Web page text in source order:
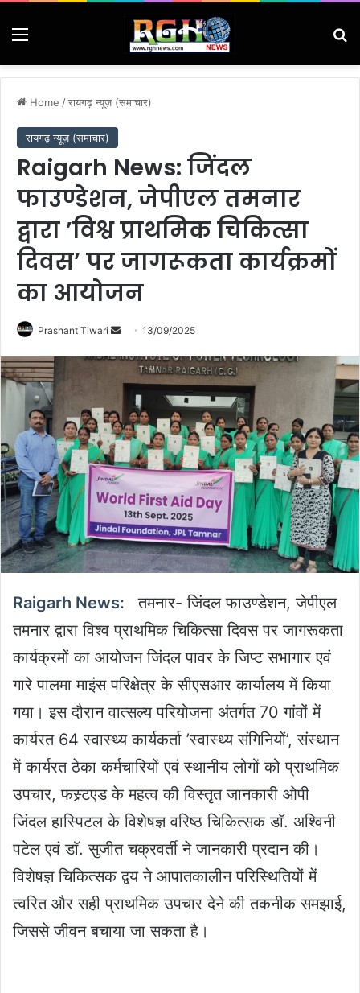
Menu
Home /रायगढ़ न्यूज़ (समाचार)
रायगढ़ न्यूज़ (समाचार)
Raigarh News: जिंदल
फाउण्डेशन, जेपीएल तमनार
द्वारा ’विश्व प्राथमिक चिकित्सा
दिवस’ पर जागरूकता कार्यक्रमों
का आयोजन
Prashant Tiwari
Send
email
13/09/2025
Raigarh News:
तमनार- जिंदल फाउण्डेशन, जेपीएल
तमनार द्वारा विश्व प्राथमिक चिकित्सा दिवस पर जागरूकता
कार्यक्रमों का आयोजन जिंदल पावर के जिप्ट सभागार एवं
गारे पालमा माइंस परिक्षेत्र के सीएसआर कार्यालय में किया
गया। इस दौरान वात्सल्य परियोजना अंतर्गत 70 गांवों में
कार्यरत 64 स्वास्थ्य कार्यकर्ता ’स्वास्थ्य संगिनियों’, संस्थान
में कार्यरत ठेका कर्मचारियों एवं स्थानीय लोगों को प्राथमिक
उपचार, फस्र्टएड के महत्व की विस्तृत जानकारी ओपी
जिंदल हास्पिटल के विशेषज्ञ वरिष्ठ चिकित्सक डाॅ. अश्विनी
पटेल एवं डाॅ. सुजीत चक्रवर्ती ने जानकारी प्रदान की।
विशेषज्ञ चिकित्सक द्वय ने आपातकालीन परिस्थितियों में
त्वरित और सही प्राथमिक उपचार देने की तकनीक समझाई,
जिससे जीवन बचाया जा सकता है।